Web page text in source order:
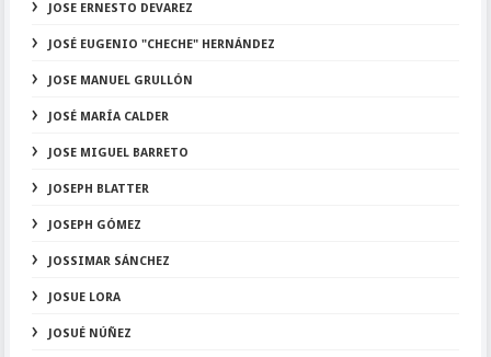
JOSE ERNESTO DEVAREZ
JOSÉ EUGENIO "CHECHE" HERNÁNDEZ
JOSE MANUEL GRULLÓN
JOSÉ MARÍA CALDER
JOSE MIGUEL BARRETO
JOSEPH BLATTER
JOSEPH GÓMEZ
JOSSIMAR SÁNCHEZ
JOSUE LORA
JOSUÉ NÚÑEZ